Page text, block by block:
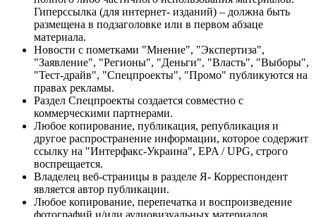
Гиперссылка (для интернет- изданий) – должна быть
размещена в подзаголовке или в первом абзаце
материала.
Новости с пометками "Мнение", "Экспертиза",
"Заявление", "Регионы", "Деньги", "Власть", "Выборы",
"Тест-драйв", "Спецпроекты", "Промо" публикуются на
правах рекламы.
Раздел Спецпроекты создается совместно с
коммерческими партнерами.
Любое копирование, публикация, републикация и
другое распространение информации, которое содержит
ссылку на "Интерфакс-Украина", EPA / UPG, строго
воспрещается.
Владелец веб-страницы в разделе Я- Корреспондент
является автор публикации.
Любое копирование, перепечатка и воспроизведение
фотографий и/или аудиовизуальных материалов,